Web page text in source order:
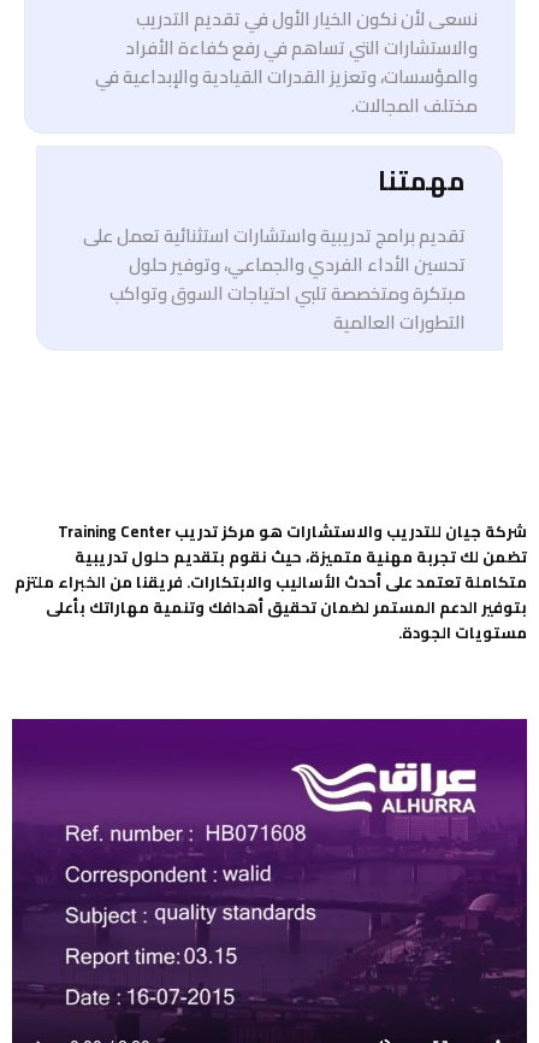
نسعى لأن نكون الخيار الأول في تقديم التدريب
والاستشارات التي تساهم في رفع كفاءة الأفراد
والمؤسسات، وتعزيز القدرات القيادية والإبداعية في
مختلف المجالات.
مهمتنا
تقديم برامج تدريبية واستشارات استثنائية تعمل على
تحسين الأداء الفردي والجماعي، وتوفير حلول
مبتكرة ومتخصصة تلبي احتياجات السوق وتواكب
التطورات العالمية
شركة جيان للتدريب والاستشارات هو مركز تدريب Training Center
تضمن لك تجربة مهنية متميزة، حيث نقوم بتقديم حلول تدريبية
متكاملة تعتمد على أحدث الأساليب والابتكارات. فريقنا من الخبراء ملتزم
بتوفير الدعم المستمر لضمان تحقيق أهدافك وتنمية مهاراتك بأعلى
مستويات الجودة.